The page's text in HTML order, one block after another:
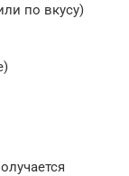
по вкусу)